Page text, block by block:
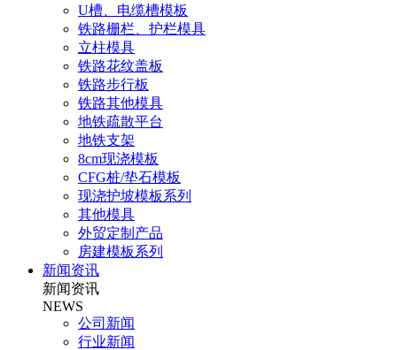
U槽、电缆槽模板
铁路栅栏、护栏模具
立柱模具
铁路花纹盖板
铁路步行板
铁路其他模具
地铁疏散平台
地铁支架
8cm现浇模板
CFG桩/垫石模板
现浇护坡模板系列
其他模具
外贸定制产品
房建模板系列
新闻资讯
新闻资讯
NEWS
公司新闻
行业新闻